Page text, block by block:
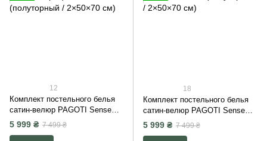
12
Комплект постельного белья
сатин-велюр PAGOTI Sense
антрацитовый (полуторный /
5 999 ₴ 7 499 ₴
18
Комплект постельного белья
сатин-велюр PAGOTI Sense
бежевый (полуторный /
5 999 ₴ 7 499 ₴